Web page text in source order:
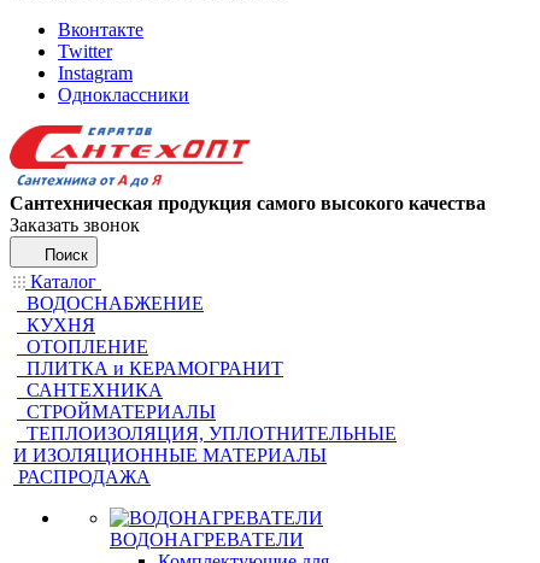
Вконтакте
Twitter
Instagram
Одноклассники
Сантехническая продукция самого высокого качества
Заказать звонок
Поиск
Каталог
ВОДОСНАБЖЕНИЕ
КУХНЯ
ОТОПЛЕНИЕ
ПЛИТКА и КЕРАМОГРАНИТ
САНТЕХНИКА
СТРОЙМАТЕРИАЛЫ
ТЕПЛОИЗОЛЯЦИЯ, УПЛОТНИТЕЛЬНЫЕ
И ИЗОЛЯЦИОННЫЕ МАТЕРИАЛЫ
РАСПРОДАЖА
ВОДОНАГРЕВАТЕЛИ